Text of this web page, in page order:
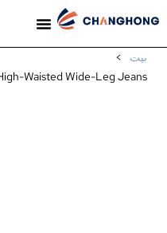
بيت
>
Waisted Wide-Leg Jeans